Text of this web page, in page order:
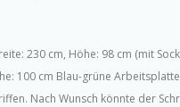
230 cm, Höhe: 98 cm (mit
100 cm Blau-grüne
Nach Wunsch könnte der